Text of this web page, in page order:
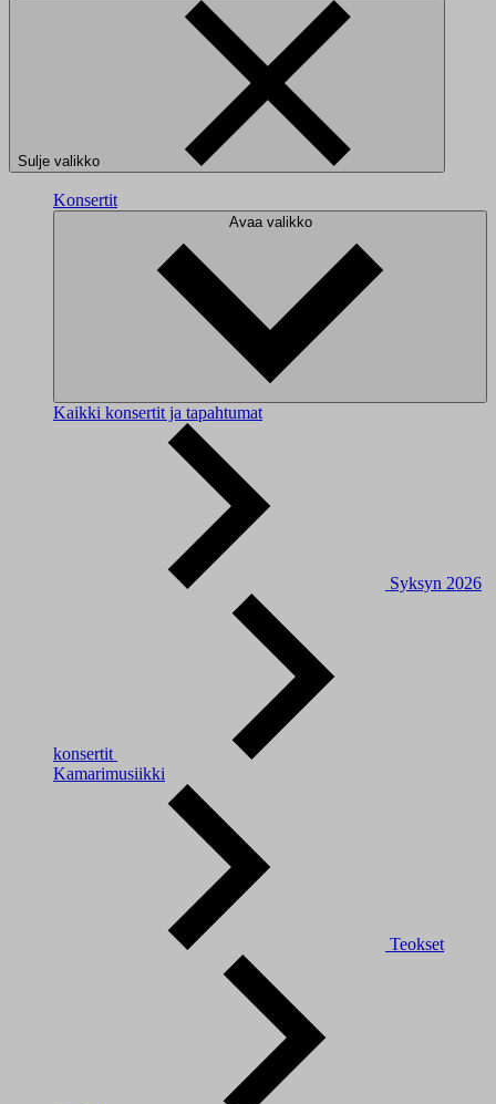
Sulje valikko
Konsertit
Avaa valikko
Kaikki konsertit ja tapahtumat
Syksyn 2026
konsertit
Kamarimusiikki
Teokset